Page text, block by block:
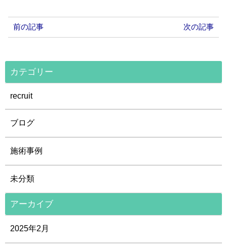
前の記事 次の記事
カテゴリー
recruit
ブログ
施術事例
未分類
アーカイブ
2025年2月